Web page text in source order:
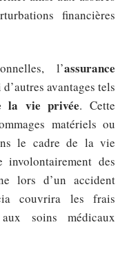
financières
l’assurance
avantages tels
la vie privée. Cette
matériels ou
le cadre de la vie
involontairement des
lors d’un accident
couvrira les frais
soins médicaux